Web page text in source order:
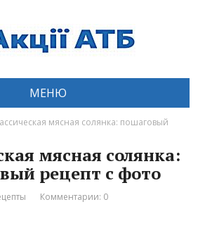
МЕНЮ
мясная солянка: пошаговый
мясная солянка:
рецепт с фото
Комментарии: 0